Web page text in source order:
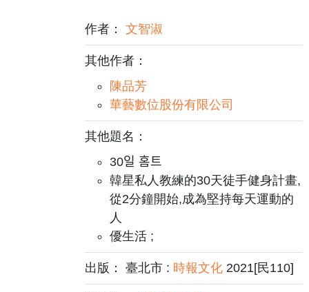
作者：文智淑
其他作者：
陳品芳
華藝數位股份有限公司
其他題名：
30일 홈트
韓星私人教練的30天徒手健身計畫,
從2分鐘開始,成為堅持每天運動的
人
優生活 ;
出版： 臺北市 : 時報文化 2021[民110]